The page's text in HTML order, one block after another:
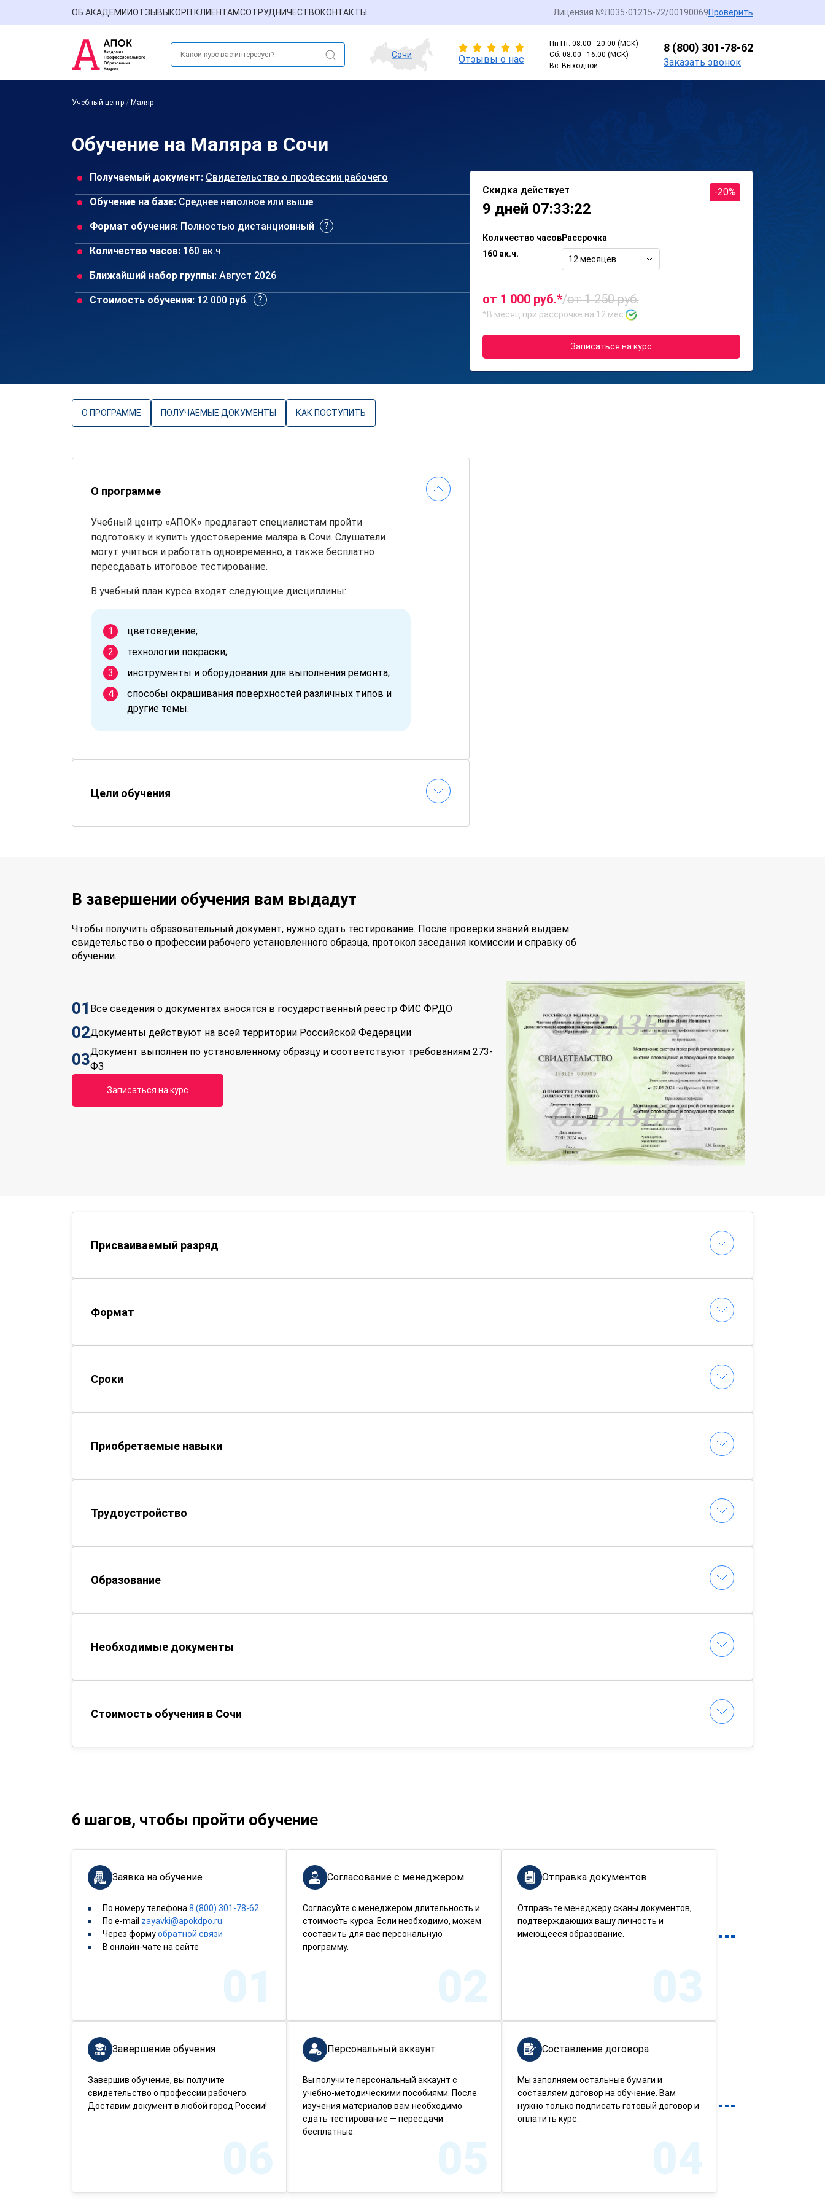
ОБ АКАДЕМИИОТЗЫВЫ КОРП.КЛИЕНТАМСОТРУДНИЧЕСТВОКОНТАКТЫ Лицензия №Л035-01215-72/00190069Проверить
Сочи Отзывы о нас
Пн-Пт: 08:00 - 20:00 (МСК)
Сб: 08:00 - 16:00 (МСК)
Вс: Выходной
8 (800) 301-78-62
Заказать звонок
Учебный центр / Маляр
Обучение на Маляра в Сочи
Получаемый документ: Свидетельство о профессии рабочего
Обучение на базе: Среднее неполное или выше
Формат обучения: Полностью дистанционный
Количество часов: 160 ак.ч
Ближайший набор группы: Август 2026
Стоимость обучения: 12 000 руб.
Скидка действует
9 дней 07:33:22
-20%
Количество часов
160 ак.ч.
Рассрочка
12 месяцев
от 1 000 руб.*/от 1 250 руб.
*В месяц при рассрочке на 12 мес.
Записаться на курс
О ПРОГРАММЕ ПОЛУЧАЕМЫЕ ДОКУМЕНТЫ КАК ПОСТУПИТЬ
О программе
Учебный центр «АПОК» предлагает специалистам пройти
подготовку и купить удостоверение маляра в Сочи. Слушатели
могут учиться и работать одновременно, а также бесплатно
пересдавать итоговое тестирование.
В учебный план курса входят следующие дисциплины:
цветоведение;
технологии покраски;
инструменты и оборудования для выполнения ремонта;
способы окрашивания поверхностей различных типов и
другие темы.
Цели обучения
В завершении обучения вам выдадут
Чтобы получить образовательный документ, нужно сдать тестирование. После проверки знаний выдаем
свидетельство о профессии рабочего установленного образца, протокол заседания комиссии и справку об
обучении.
01 Все сведения о документах вносятся в государственный реестр ФИС ФРДО
02Документы действуют на всей территории Российской Федерации
03Документ выполнен по установленному образцу и соответствуют требованиям 273-
ФЗ
Записаться на курс
Присваиваемый разряд
Формат
Сроки
Приобретаемые навыки
Трудоустройство
Образование
Необходимые документы
Стоимость обучения в Сочи
6 шагов, чтобы пройти обучение
Заявка на обучение
По номеру телефона 8 (800) 301-78-62
По e-mail zayavki@apokdpo.ru
Через формуобратной связи
В онлайн-чате на сайте
01
Согласование с менеджером
Согласуйте с менеджером длительность и
стоимость курса. Если необходимо, можем
составить для вас персональную
программу.
02
Отправка документов
Отправьте менеджеру сканы документов,
подтверждающих вашу личность и
имеющееся образование.
03
Составление договора
Мы заполняем остальные бумаги и
составляем договор на обучение. Вам
нужно только подписать готовый договор и
оплатить курс.
04
Персональный аккаунт
Вы получите персональный аккаунт с
учебно-методическими пособиями. После
изучения материалов вам необходимо
сдать тестирование — пересдачи
бесплатные.
05
Завершение обучения
Завершив обучение, вы получите
свидетельство о профессии рабочего.
Доставим документ в любой город России!
06